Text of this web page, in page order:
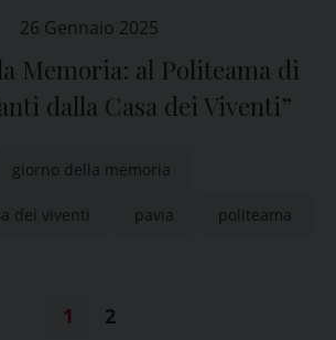
26 Gennaio 2025
Memoria: al Politeama di
dalla Casa dei Viventi”
giorno della memoria
dei viventi pavia politeama
1
2